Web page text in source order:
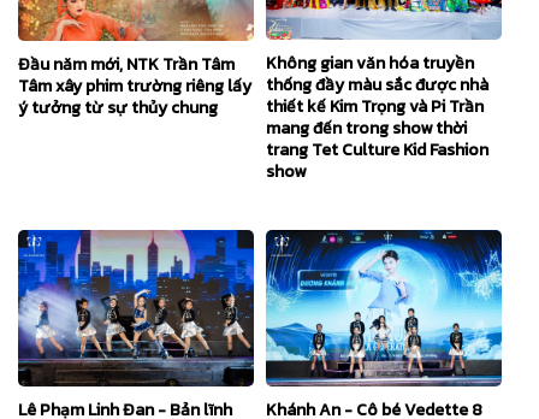
Đầu năm mới, NTK Trần Tâm
Tâm xây phim trường riêng lấy
ý tưởng từ sự thủy chung
Không gian văn hóa truyền
thống đầy màu sắc được nhà
thiết kế Kim Trọng và Pi Trần
mang đến trong show thời
trang Tet Culture Kid Fashion
show
Lê Phạm Linh Đan - Bản lĩnh
Khánh An - Cô bé Vedette 8